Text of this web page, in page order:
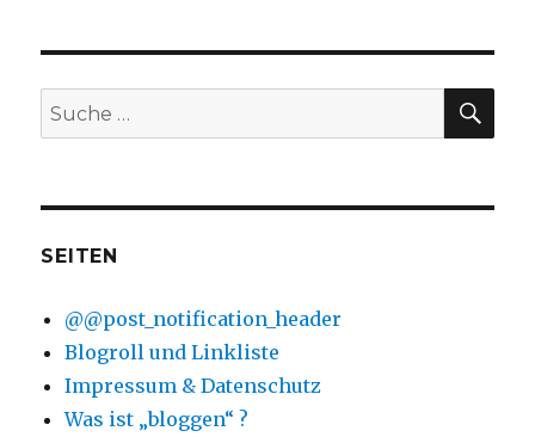
Suche
nach:
SEITEN
@@post_notification_header
Blogroll und Linkliste
Impressum & Datenschutz
Was ist „bloggen“ ?